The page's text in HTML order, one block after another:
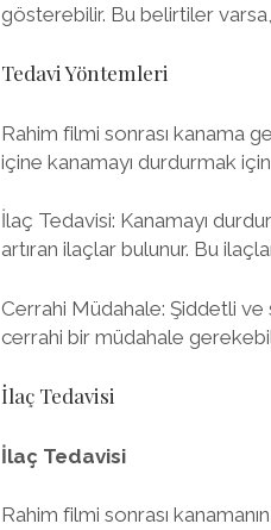
gösterebilir. Bu belirtiler
Tedavi Yöntemleri
Rahim filmi sonrası kanama
içine kanamayı durdurmak
İlaç Tedavisi: Kanamayı
artıran ilaçlar bulunur. Bu
Cerrahi Müdahale: Şiddetli
cerrahi bir müdahale
İlaç Tedavisi
İlaç Tedavisi
Rahim filmi sonrası